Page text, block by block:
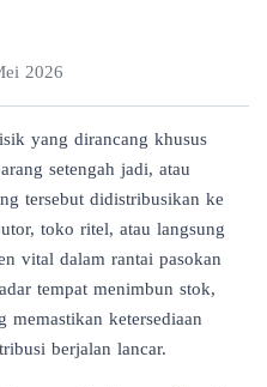
2026
yang dirancang khusus
setengah jadi, atau
tersebut didistribusikan ke
toko ritel, atau langsung
vital dalam rantai pasokan
tempat menimbun stok,
memastikan ketersediaan
berjalan lancar.